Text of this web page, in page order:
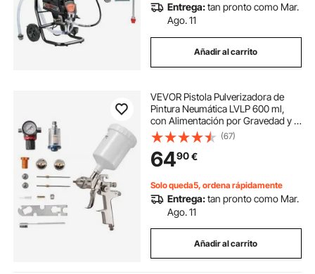
Entrega:tan pronto como Mar.
Ago. 11
Añadir al carrito
VEVOR Pistola Pulverizadora de
Pintura Neumática LVLP 600 ml,
con Alimentación por Gravedad y 3
Boquillas de 1,3/1,4/1,7 mm, Acero
Inoxidable y Latón, para Muebles y
Coches, 205 x 100 x 290 mm
(67)
6490€
Solo queda5, ordena rápidamente
Entrega:tan pronto como Mar.
Ago. 11
Añadir al carrito